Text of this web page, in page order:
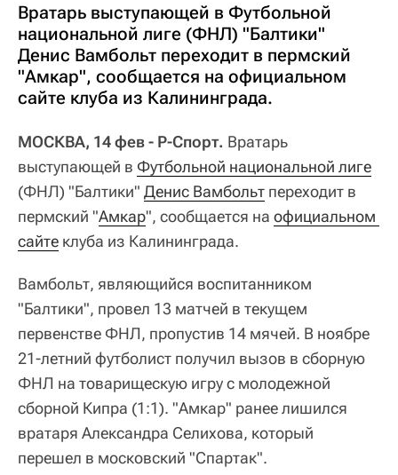
Вратарь выступающей в Футбольной
национальной лиге (ФНЛ) "Балтики"
Денис Вамбольт переходит в пермский
"Амкар", сообщается на официальном
сайте клуба из Калининграда.
МОСКВА, 14 фев - Р-Спорт. Вратарь
выступающей в Футбольной национальной лиге
(ФНЛ) "Балтики" Денис Вамбольт переходит в
пермский "Амкар", сообщается на официальном
сайте клуба из Калининграда.
Вамбольт, являющийся воспитанником
"Балтики", провел 13 матчей в текущем
первенстве ФНЛ, пропустив 14 мячей. В ноябре
21-летний футболист получил вызов в сборную
ФНЛ на товарищескую игру с молодежной
сборной Кипра (1:1). "Амкар" ранее лишился
вратаря Александра Селихова, который
перешел в московский "Спартак".